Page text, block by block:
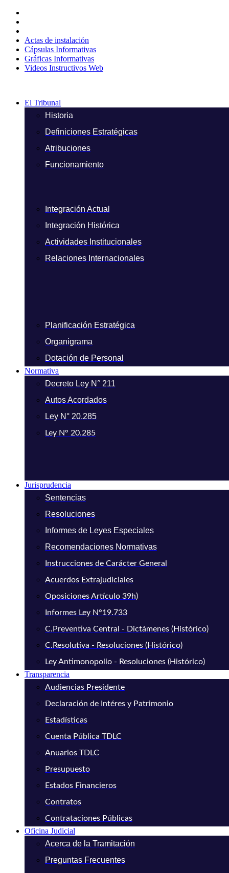
contenido
Actas de instalación
Cápsulas Informativas
Gráficas Informativas
Videos Instructivos Web
El Tribunal
Historia
Definiciones Estratégicas
Atribuciones
Funcionamiento
Integración Actual
Integración Histórica
Actividades Institucionales
Relaciones Internacionales
Planificación Estratégica
Organigrama
Dotación de Personal
Normativa
Decreto Ley N° 211
Autos Acordados
Ley N° 20.285
Ley N° 20.285
Jurisprudencia
Sentencias
Resoluciones
Informes de Leyes Especiales
Recomendaciones Normativas
Instrucciones de Carácter General
Acuerdos Extrajudiciales
Oposiciones Artículo 39h)
Informes Ley N°19.733
C.Preventiva Central - Dictámenes (Histórico)
C.Resolutiva - Resoluciones (Histórico)
Ley Antimonopolio - Resoluciones (Histórico)
Transparencia
Audiencias Presidente
Declaración de Intéres y Patrimonio
Estadísticas
Cuenta Pública TDLC
Anuarios TDLC
Presupuesto
Estados Financieros
Contratos
Contrataciones Públicas
Oficina Judicial
Acerca de la Tramitación
Preguntas Frecuentes